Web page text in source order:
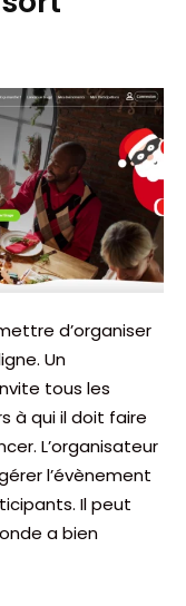
d’organiser
Un
tous les
à qui il doit faire
L’organisateur
l’évènement
Il peut
a bien